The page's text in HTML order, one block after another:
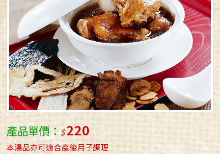
產品單價： 220
本湯品亦可適合產後月子調理